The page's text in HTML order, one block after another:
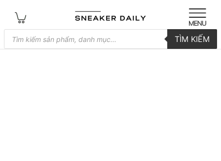
Tìm
kiếm
sản
TÌM KIẾM